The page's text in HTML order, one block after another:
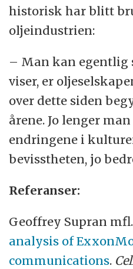
historisk har blitt
oljeindustrien:
– Man kan egentlig
viser, er
over dette siden
årene. Jo lenger
endringene i
bevisstheten, jo
Referanser:
Geoffrey Supran
analysis of
communications.